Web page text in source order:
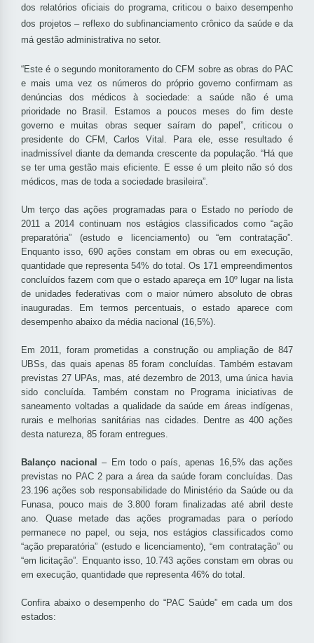
dos relatórios oficiais do programa, criticou o baixo desempenho
dos projetos – reflexo do subfinanciamento crônico da saúde e da
má gestão administrativa no setor.
“Este é o segundo monitoramento do CFM sobre as obras do PAC
e mais uma vez os números do próprio governo confirmam as
denúncias dos médicos à sociedade: a saúde não é uma
prioridade no Brasil. Estamos a poucos meses do fim deste
governo e muitas obras sequer saíram do papel”, criticou o
presidente do CFM, Carlos Vital. Para ele, esse resultado é
inadmissível diante da demanda crescente da população. “Há que
se ter uma gestão mais eficiente. E esse é um pleito não só dos
médicos, mas de toda a sociedade brasileira”.
Um terço das ações programadas para o Estado no período de
2011 a 2014 continuam nos estágios classificados como “ação
preparatória” (estudo e licenciamento) ou “em contratação”.
Enquanto isso, 690 ações constam em obras ou em execução,
quantidade que representa 54% do total. Os 171 empreendimentos
concluídos fazem com que o estado apareça em 10º lugar na lista
de unidades federativas com o maior número absoluto de obras
inauguradas. Em termos percentuais, o estado aparece com
desempenho abaixo da média nacional (16,5%).
Em 2011, foram prometidas a construção ou ampliação de 847
UBSs, das quais apenas 85 foram concluídas. Também estavam
previstas 27 UPAs, mas, até dezembro de 2013, uma única havia
sido concluída. Também constam no Programa iniciativas de
saneamento voltadas a qualidade da saúde em áreas indígenas,
rurais e melhorias sanitárias nas cidades. Dentre as 400 ações
desta natureza, 85 foram entregues.
Balanço nacional – Em todo o país, apenas 16,5% das ações
previstas no PAC 2 para a área da saúde foram concluídas. Das
23.196 ações sob responsabilidade do Ministério da Saúde ou da
Funasa, pouco mais de 3.800 foram finalizadas até abril deste
ano. Quase metade das ações programadas para o período
permanece no papel, ou seja, nos estágios classificados como
“ação preparatória” (estudo e licenciamento), “em contratação” ou
“em licitação”. Enquanto isso, 10.743 ações constam em obras ou
em execução, quantidade que representa 46% do total.
Confira abaixo o desempenho do “PAC Saúde” em cada um dos
estados: